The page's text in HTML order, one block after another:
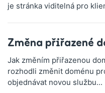
je stránka viditelná pro
Změna přiřazené
Jak změním přiřazenou
rozhodli změnit doménu
objednávat novou službu...